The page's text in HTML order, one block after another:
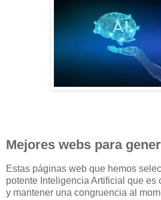
Mejores webs para
Estas páginas web que hemos
potente Inteligencia Artificial que es
y mantener una congruencia al